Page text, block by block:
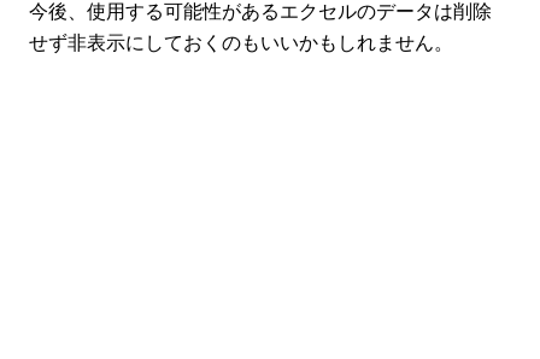
今後、使用する可能性があるエクセルのデータは削除
せず非表示にしておくのもいいかもしれません。